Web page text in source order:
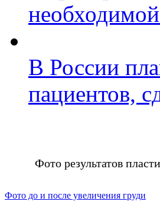
В России
пациентов,
Фото результатов
Фото до и после увеличения груди